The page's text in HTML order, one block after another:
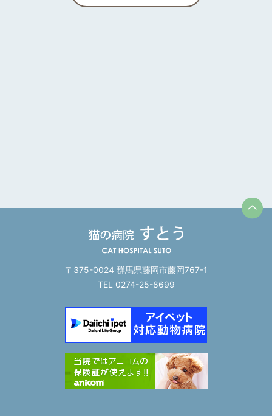
〒375-0024 群馬県藤岡市藤岡767-1
TEL 0274-25-8699